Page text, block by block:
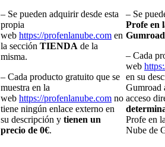
– Se pueden adquirir desde esta
propia
web https://profenlanube.com en
la sección TIENDA de la
misma.
– Cada producto gratuito que se
muestra en la
web https://profenlanube.com no
tiene ningún enlace externo en
su descripción y tienen un
precio de 0€.
– Se
Profe en
Gumroad
– Cada
web
en su
Gumroad
acceso
Profe en
Nube de